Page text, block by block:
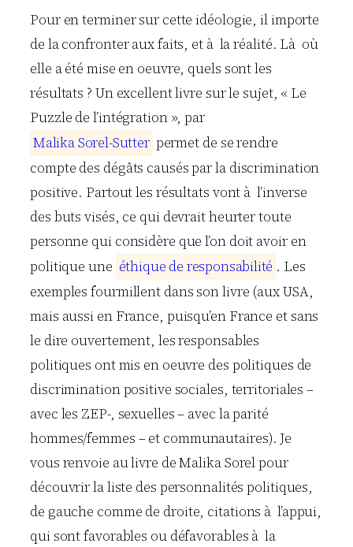
Pour en terminer sur cette idéologie, il importe
de la confronter aux faits, et à la réalité. Là où
elle a été mise en oeuvre, quels sont les
résultats ? Un excellent livre sur le sujet, « Le
Puzzle de l’intégration », par
MalikaSorel-Sutter permet de se rendre
compte des dégâts causés par la discrimination
positive. Partout les résultats vont à l’inverse
des buts visés, ce qui devrait heurter toute
personne qui considère que l’on doit avoir en
politique une éthique de responsabilité . Les
exemples fourmillent dans son livre (aux USA,
mais aussi en France, puisqu’en France et sans
le dire ouvertement, les responsables
politiques ont mis en oeuvre des politiques de
discrimination positive sociales, territoriales –
avec les ZEP-, sexuelles – avec la parité
hommes/femmes – et communautaires). Je
vous renvoie au livre de Malika Sorel pour
découvrir la liste des personnalités politiques,
de gauche comme de droite, citations à l’appui,
qui sont favorables ou défavorables à la